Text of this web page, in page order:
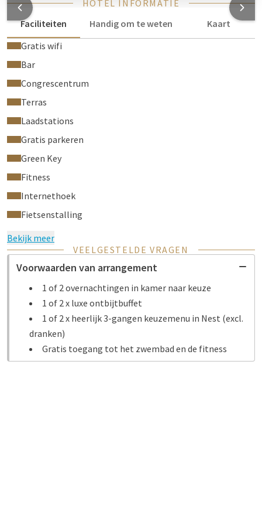
HOTEL INFORMATIE
Faciliteiten
Handig om te weten
Kaart
Gratis wifi
Bar
Congrescentrum
Terras
Laadstations
Gratis parkeren
Green Key
Fitness
Internethoek
Fietsenstalling
Bekijk meer
VEELGESTELDE VRAGEN
Voorwaarden van arrangement
1 of 2 overnachtingen in kamer naar keuze
1 of 2 x luxe ontbijtbuffet
1 of 2 x heerlijk 3-gangen keuzemenu in Nest (excl.
dranken)
Gratis toegang tot het zwembad en de fitness